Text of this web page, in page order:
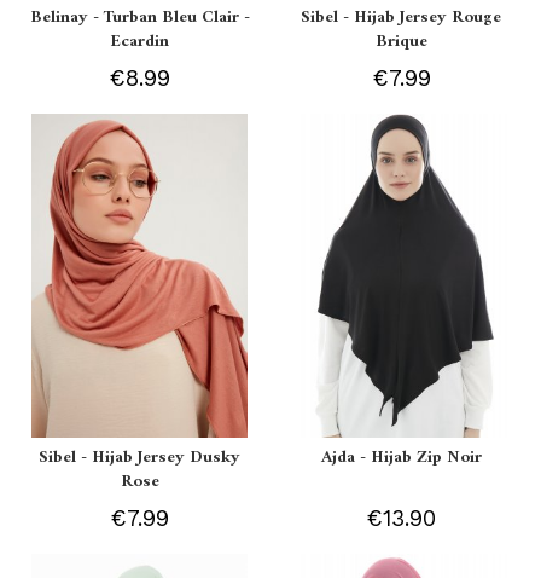
Belinay - Turban Bleu Clair -
Ecardin
€8.99
Sibel - Hijab Jersey Rouge
Brique
€7.99
Sibel - Hijab Jersey Dusky
Rose
€7.99
Ajda - Hijab Zip Noir
€13.90